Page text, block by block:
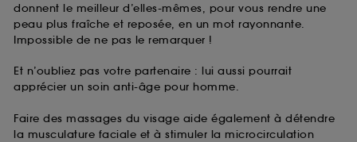
donnent le meilleur d’elles-mêmes, pour vous rendre une
peau plus fraîche et reposée, en un mot rayonnante.
Impossible de ne pas le remarquer !
Et n’oubliez pas votre partenaire : lui aussi pourrait
apprécier un soin anti-âge pour homme.
Faire des massages du visage aide également à détendre
la musculature faciale et à stimuler la microcirculation